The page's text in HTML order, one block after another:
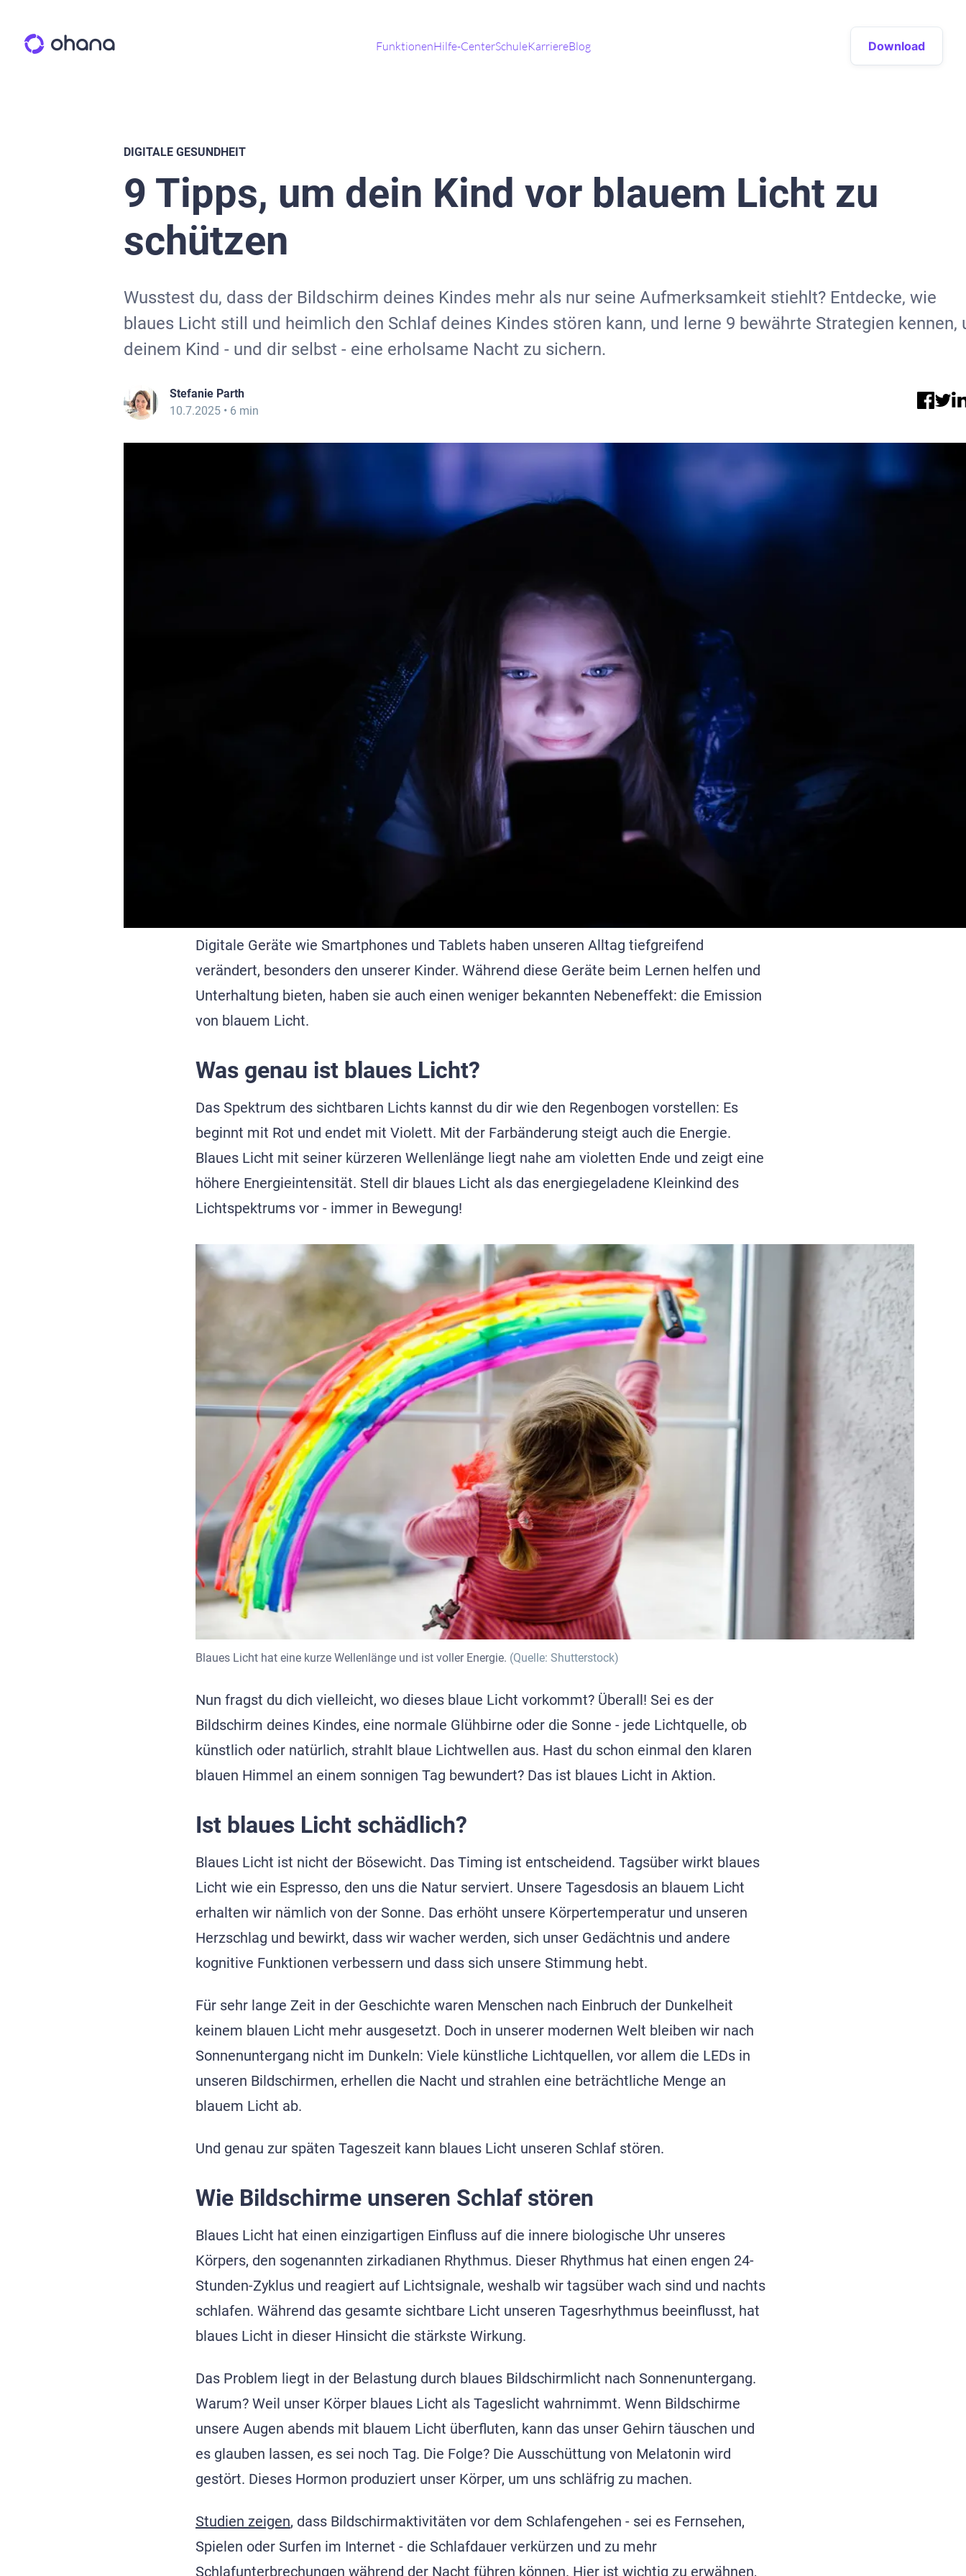
FunktionenHilfe-CenterSchuleKarriereBlog Download
DIGITALE GESUNDHEIT
9 Tipps, um dein Kind vor blauem Licht zu
schützen
Wusstest du, dass der Bildschirm deines Kindes mehr als nur seine Aufmerksamkeit stiehlt? Entdecke, wie
blaues Licht still und heimlich den Schlaf deines Kindes stören kann, und lerne 9 bewährte Strategien kennen,
deinem Kind - und dir selbst - eine erholsame Nacht zu sichern.
Stefanie Parth
10.7.2025 • 6 min
Digitale Geräte wie Smartphones und Tablets haben unseren Alltag tiefgreifend
verändert, besonders den unserer Kinder. Während diese Geräte beim Lernen helfen und
Unterhaltung bieten, haben sie auch einen weniger bekannten Nebeneffekt: die Emission
von blauem Licht.
Was genau ist blaues Licht?
Das Spektrum des sichtbaren Lichts kannst du dir wie den Regenbogen vorstellen: Es
beginnt mit Rot und endet mit Violett. Mit der Farbänderung steigt auch die Energie.
Blaues Licht mit seiner kürzeren Wellenlänge liegt nahe am violetten Ende und zeigt eine
höhere Energieintensität. Stell dir blaues Licht als das energiegeladene Kleinkind des
Lichtspektrums vor - immer in Bewegung!
Blaues Licht hat eine kurze Wellenlänge und ist voller Energie. (Quelle: Shutterstock)
Nun fragst du dich vielleicht, wo dieses blaue Licht vorkommt? Überall! Sei es der
Bildschirm deines Kindes, eine normale Glühbirne oder die Sonne - jede Lichtquelle, ob
künstlich oder natürlich, strahlt blaue Lichtwellen aus. Hast du schon einmal den klaren
blauen Himmel an einem sonnigen Tag bewundert? Das ist blaues Licht in Aktion.
Ist blaues Licht schädlich?
Blaues Licht ist nicht der Bösewicht. Das Timing ist entscheidend. Tagsüber wirkt blaues
Licht wie ein Espresso, den uns die Natur serviert. Unsere Tagesdosis an blauem Licht
erhalten wir nämlich von der Sonne. Das erhöht unsere Körpertemperatur und unseren
Herzschlag und bewirkt, dass wir wacher werden, sich unser Gedächtnis und andere
kognitive Funktionen verbessern und dass sich unsere Stimmung hebt.
Für sehr lange Zeit in der Geschichte waren Menschen nach Einbruch der Dunkelheit
keinem blauen Licht mehr ausgesetzt. Doch in unserer modernen Welt bleiben wir nach
Sonnenuntergang nicht im Dunkeln: Viele künstliche Lichtquellen, vor allem die LEDs in
unseren Bildschirmen, erhellen die Nacht und strahlen eine beträchtliche Menge an
blauem Licht ab.
Und genau zur späten Tageszeit kann blaues Licht unseren Schlaf stören.
Wie Bildschirme unseren Schlaf stören
Blaues Licht hat einen einzigartigen Einfluss auf die innere biologische Uhr unseres
Körpers, den sogenannten zirkadianen Rhythmus. Dieser Rhythmus hat einen engen 24-
Stunden-Zyklus und reagiert auf Lichtsignale, weshalb wir tagsüber wach sind und nachts
schlafen. Während das gesamte sichtbare Licht unseren Tagesrhythmus beeinflusst, hat
blaues Licht in dieser Hinsicht die stärkste Wirkung.
Das Problem liegt in der Belastung durch blaues Bildschirmlicht nach Sonnenuntergang.
Warum? Weil unser Körper blaues Licht als Tageslicht wahrnimmt. Wenn Bildschirme
unsere Augen abends mit blauem Licht überfluten, kann das unser Gehirn täuschen und
es glauben lassen, es sei noch Tag. Die Folge? Die Ausschüttung von Melatonin wird
gestört. Dieses Hormon produziert unser Körper, um uns schläfrig zu machen.
Studien zeigen, dass Bildschirmaktivitäten vor dem Schlafengehen - sei es Fernsehen,
Spielen oder Surfen im Internet - die Schlafdauer verkürzen und zu mehr
Schlafunterbrechungen während der Nacht führen können. Hier ist wichtig zu erwähnen,